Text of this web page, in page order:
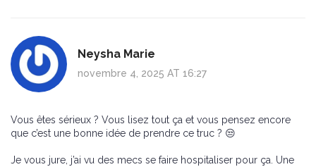
Neysha Marie
novembre 4, 2025 AT 16:27
Vous êtes sérieux ? Vous lisez tout ça et vous pensez encore
que c’est une bonne idée de prendre ce truc ? 😒
Je vous jure, j’ai vu des mecs se faire hospitaliser pour ça. Une